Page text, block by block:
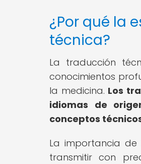
¿Por qué la
técnica?
La traducción
conocimientos
la medicina. Los
idiomas de
conceptos
La importancia
transmitir con